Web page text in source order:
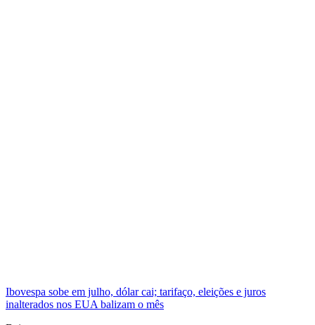
Ibovespa sobe em julho, dólar cai; tarifaço, eleições e juros
inalterados nos EUA balizam o mês